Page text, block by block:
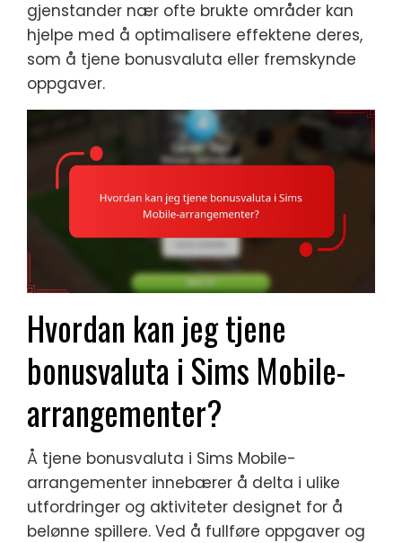
gjenstander nær ofte brukte områder kan
hjelpe med å optimalisere effektene deres,
som å tjene bonusvaluta eller fremskynde
oppgaver.
Hvordan kan jeg tjene
bonusvaluta i Sims Mobile-
arrangementer?
Å tjene bonusvaluta i Sims Mobile-
arrangementer innebærer å delta i ulike
utfordringer og aktiviteter designet for å
belønne spillere. Ved å fullføre oppgaver og